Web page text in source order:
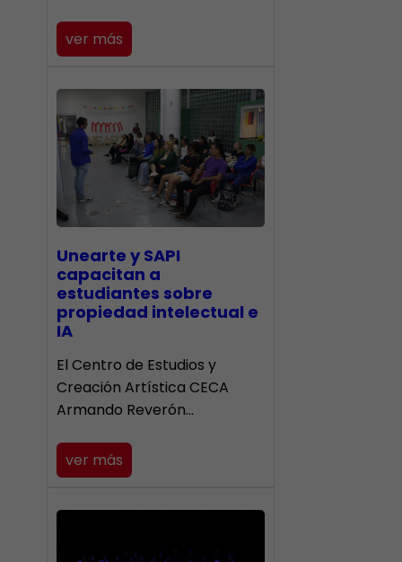
ver más
Unearte y SAPI
capacitan a
estudiantes sobre
propiedad intelectual e
IA
El Centro de Estudios y
Creación Artística CECA
Armando Reverón…
ver más